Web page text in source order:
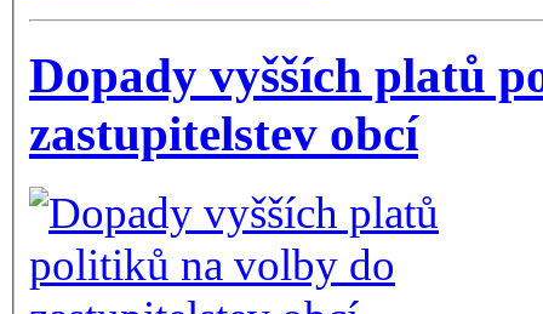
Dopady vyšších platů
zastupitelstev obcí